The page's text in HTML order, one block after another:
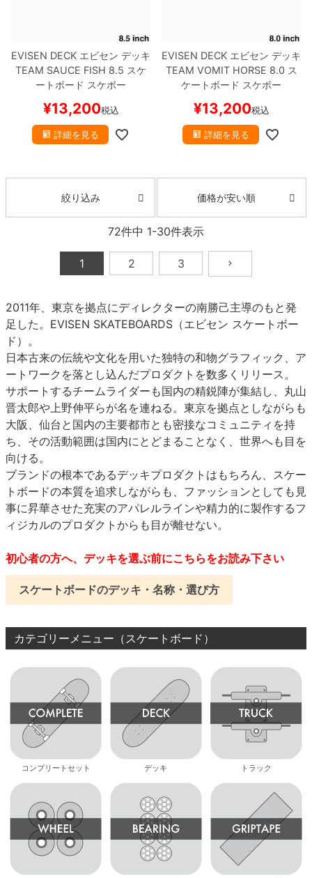
EVISEN DECK エビセン デッキ
TEAM SAUCE FISH 8.5 スケ
ートボード スケボー
¥13,200税込
詳細を見る
EVISEN DECK エビセン デッキ
TEAM VOMIT HORSE 8.0 ス
ケートボード スケボー
¥13,200税込
詳細を見る
絞り込み 価格が安い順
72件中 1-30件表示
1 2 3
2011年、東京を拠点にディレクターの南勝己主導のもと発
足した。EVISEN SKATEBOARDS（エビセン スケートボー
ド）。
日本古来の伝統や文化を用いた独特の和物グラフィック、ア
ートワークを落とし込んだプロダクトを数多くリリース。
サポートするチームライダーも国内の精鋭陣が集結し、丸山
晋太郎や上野伸平らが名を連ねる。東京を拠点としながらも
大阪、仙台と国内の主要都市とも密接なコミュニティを持
ち、その活動範囲は国内にとどまることなく、世界へも目を
向ける。
ブランドの根本であるデッキプロダクトはもちろん、スケー
トボードの本質を追求しながらも、ファッションとしても見
事に昇華させた充実のアパレルラインや精力的に製作するフ
ィジカルのプロダクトからも目が離せない。
初心者の方へ、デッキを選ぶ前にこちらをお読み下さい
スケートボードのデッキ・名称・選び方
カテゴリーメニュー（スケートボード）
コンプリートセット デッキ トラック